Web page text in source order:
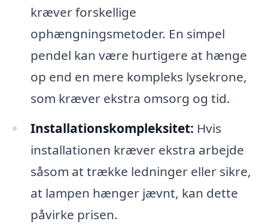
kræver forskellige
ophængningsmetoder. En simpel
pendel kan være hurtigere at hænge
op end en mere kompleks lysekrone,
som kræver ekstra omsorg og tid.
Installationskompleksitet: Hvis
installationen kræver ekstra arbejde
såsom at trække ledninger eller sikre,
at lampen hænger jævnt, kan dette
påvirke prisen.